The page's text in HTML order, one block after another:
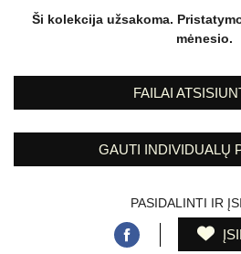
Ši kolekcija užsakoma.
mėnesio.
FAILAI
GAUTI INDIVIDUALŲ
PASIDALINTI IR